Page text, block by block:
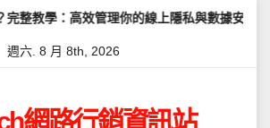
理你的線上隱私與數據安全 怎麼讓
週六. 8 月 8th, 2026
網路行銷資訊站